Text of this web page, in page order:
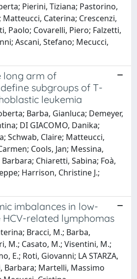
Pierini, Tiziana; Pastorino,
Matteucci, Caterina; Crescenzi,
Paolo; Covarelli, Piero; Falzetti,
Ascani, Stefano; Mecucci,
long arm of
subgroups of T-
leukemia
Barba, Gianluca; Demeyer,
DI GIACOMO, Danika;
Schwab, Claire; Matteucci,
Cools, Jan; Messina,
Chiaretti, Sabina; Foà,
Harrison, Christine J.;
imbalances in low-
related lymphomas
Bracci, M.; Barba,
M.; Casato, M.; Visentini, M.;
E.; Roti, Giovanni; LA STARZA,
Barbara; Martelli, Massimo